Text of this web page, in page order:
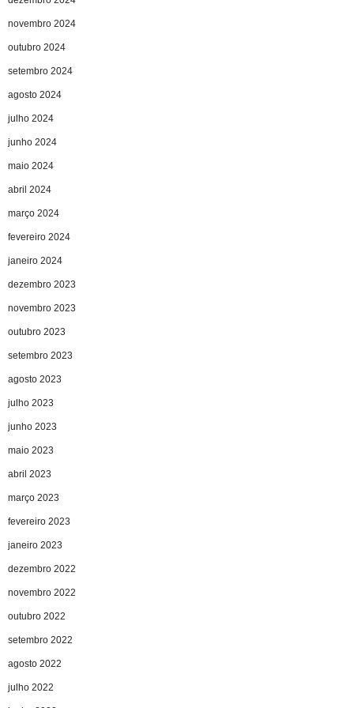
novembro 2024
outubro 2024
setembro 2024
agosto 2024
julho 2024
junho 2024
maio 2024
abril 2024
março 2024
fevereiro 2024
janeiro 2024
dezembro 2023
novembro 2023
outubro 2023
setembro 2023
agosto 2023
julho 2023
junho 2023
maio 2023
abril 2023
março 2023
fevereiro 2023
janeiro 2023
dezembro 2022
novembro 2022
outubro 2022
setembro 2022
agosto 2022
julho 2022